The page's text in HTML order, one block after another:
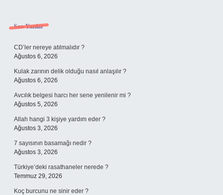
Sidebar
Son Yazılar
CD’ler nereye atılmalıdır ?
Ağustos 6, 2026
Kulak zarının delik olduğu nasıl anlaşılır ?
Ağustos 6, 2026
Avcılık belgesi harcı her sene yenilenir mi ?
Ağustos 5, 2026
Allah hangi 3 kişiye yardım eder ?
Ağustos 3, 2026
7 sayısının basamağı nedir ?
Ağustos 3, 2026
Türkiye’deki rasathaneler nerede ?
Temmuz 29, 2026
Koç burcunu ne sinir eder ?